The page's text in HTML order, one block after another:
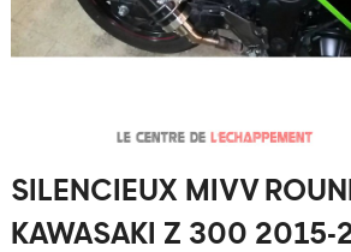
SILENCIEUX MIVV
KAWASAKI Z 300 2015-